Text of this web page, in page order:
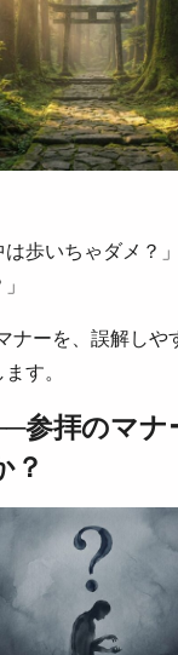
は歩いちゃダメ？
ナーを、誤解しや
す。
参拝のマナ
？